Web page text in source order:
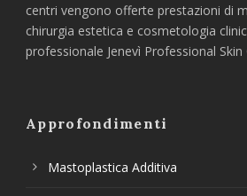
centri vengono offerte prestazioni di
chirurgia estetica e cosmetologia
professionale Jenevì Professional Skin
Approfondimenti
Mastoplastica Additiva